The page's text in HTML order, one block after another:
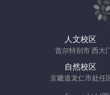
人文校区
首尔特别市 西大
自然校区
京畿道龙仁市处任